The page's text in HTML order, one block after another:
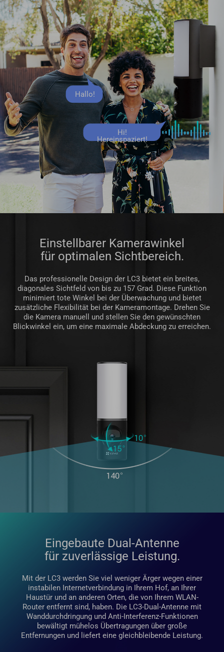
Hi!
Hereinspaziert!
Hallo!
Einstellbarer Kamerawinkel
für optimalen Sichtbereich.
Das professionelle Design der LC3 bietet ein breites,
diagonales Sichtfeld von bis zu 157 Grad. Diese Funktion
minimiert tote Winkel bei der Überwachung und bietet
zusätzliche Flexibilität bei der Kameramontage. Drehen Sie
die Kamera manuell und stellen Sie den gewünschten
Blickwinkel ein, um eine maximale Abdeckung zu erreichen.
Eingebaute Dual-Antenne
für zuverlässige Leistung.
Mit der LC3 werden Sie viel weniger Ärger wegen einer
instabilen Internetverbindung in Ihrem Hof, an Ihrer
Haustür und an anderen Orten, die von Ihrem WLAN-
Router entfernt sind, haben. Die LC3-Dual-Antenne mit
Wanddurchdringung und Anti-Interferenz-Funktionen
bewältigt mühelos Übertragungen über große
Entfernungen und liefert eine gleichbleibende Leistung.